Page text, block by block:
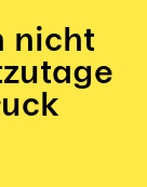
nicht